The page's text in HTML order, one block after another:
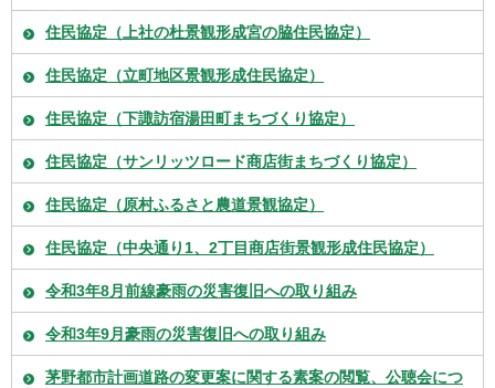
住民協定（上社の杜景観形成宮の脇住民協定）
住民協定（立町地区景観形成住民協定）
住民協定（下諏訪宿湯田町まちづくり協定）
住民協定（サンリッツロード商店街まちづくり協定）
住民協定（原村ふるさと農道景観協定）
住民協定（中央通り1、2丁目商店街景観形成住民協定）
令和3年8月前線豪雨の災害復旧への取り組み
令和3年9月豪雨の災害復旧への取り組み
茅野都市計画道路の変更案に関する素案の閲覧、公聴会につ